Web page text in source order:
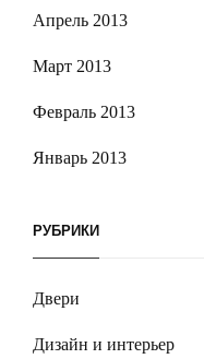
Апрель 2013
Март 2013
Февраль 2013
Январь 2013
РУБРИКИ
Двери
Дизайн и интерьер